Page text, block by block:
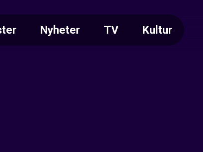
Nyheter TV Kultur